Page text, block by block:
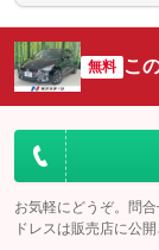
シートエアコン
：装備なし
サイドカメラ
：装備なし
エアサスペンシ
無料 こ
お気軽にどうぞ。問
ドレスは販売店に公開